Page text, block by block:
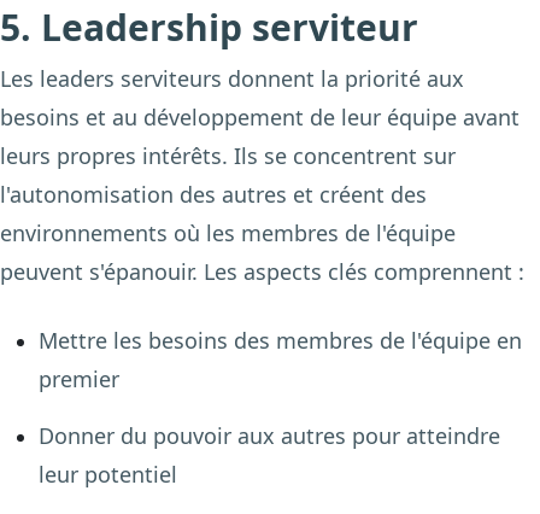
5. Leadership serviteur
Les leaders serviteurs donnent la priorité aux
besoins et au développement de leur équipe avant
leurs propres intérêts. Ils se concentrent sur
l'autonomisation des autres et créent des
environnements où les membres de l'équipe
peuvent s'épanouir. Les aspects clés comprennent :
Mettre les besoins des membres de l'équipe en
premier
Donner du pouvoir aux autres pour atteindre
leur potentiel